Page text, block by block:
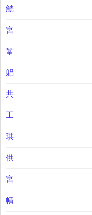
觥
宮
鞏
躳
共
工
珙
供
宮
幊